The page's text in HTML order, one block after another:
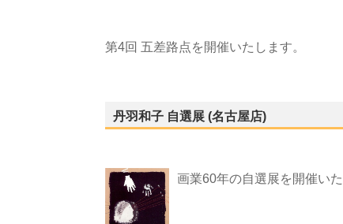
第4回 五差路点を開催いたします。
丹羽和子 自選展 (名古屋店)
画業60年の自選展を開催いた